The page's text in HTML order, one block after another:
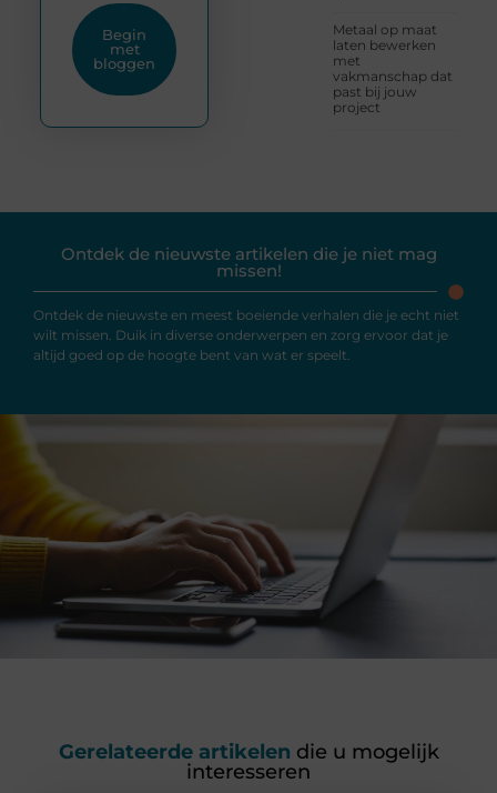
Metaal op maat
laten bewerken
met
vakmanschap dat
past bij jouw
project
Begin
met
bloggen
Ontdek de nieuwste artikelen die je niet mag
missen!
Ontdek de nieuwste en meest boeiende verhalen die je echt niet
wilt missen. Duik in diverse onderwerpen en zorg ervoor dat je
altijd goed op de hoogte bent van wat er speelt.
Gerelateerde artikelen die u mogelijk
interesseren